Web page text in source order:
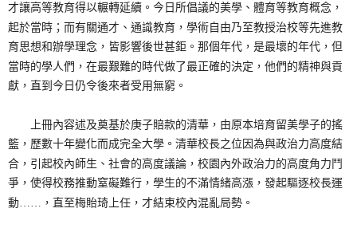
才讓高等教育得以輾轉延續。今日所倡議的美學、體育等教育概念，
起於當時；而有關通才、通識教育，學術自由乃至教授治校等先進教
育思想和辦學理念，皆影響後世甚鉅。那個年代，是最壞的年代，但
當時的學人們，在最艱難的時代做了最正確的決定，他們的精神與貢
獻，直到今日仍令後來者受用無窮。
上冊內容述及奠基於庚子賠款的清華，由原本培育留美學子的搖
籃，歷數十年變化而成完全大學。清華校長之位因為與政治力高度結
合，引起校內師生、社會的高度議論，校園內外政治力的高度角力鬥
爭，使得校務推動窒礙難行，學生的不滿情緒高漲，發起驅逐校長運
動……，直至梅貽琦上任，才結束校內混亂局勢。